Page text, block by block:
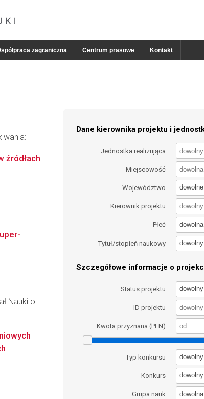
zagraniczna Centrum prasowe Kontakt
Dane kierownika projektu i
Jednostka realizująca
Miejscowość
Województwo dowolne
Kierownik projektu
Płeć dowolna
Tytuł/stopień naukowy dowolny
Szczegółowe informacje o
Status projektu dowolny
ID projektu
Kwota przyznana (PLN)
Typ konkursu dowolny
Konkurs dowolny
Grupa nauk dowolna
źródłach
Nauki o